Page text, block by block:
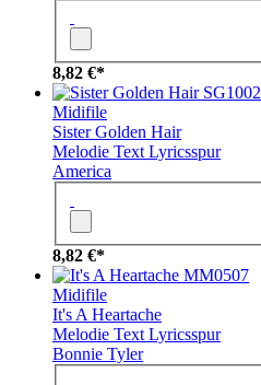
8,82 €*
SG1002
Midifile
Sister Golden Hair
Melodie Text Lyricsspur
America
8,82 €*
MM0507
Midifile
It's A Heartache
Melodie Text Lyricsspur
Bonnie Tyler